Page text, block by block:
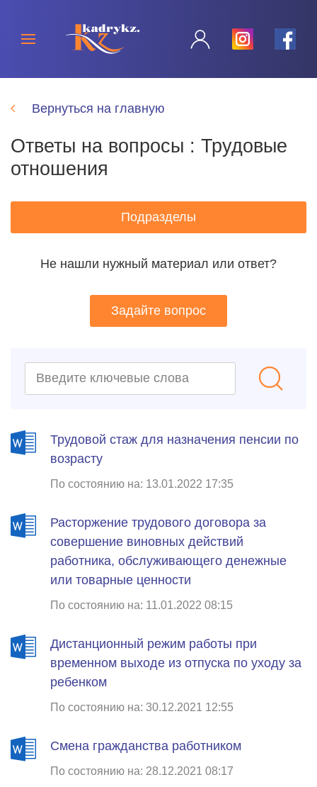
Вернуться на главную
Ответы на вопросы : Трудовые
отношения
Подразделы
Не нашли нужный материал или ответ?
Задайте вопрос
Трудовой стаж для назначения пенсии по
возрасту
По состоянию на: 13.01.2022 17:35
Расторжение трудового договора за
совершение виновных действий
работника, обслуживающего денежные
или товарные ценности
По состоянию на: 11.01.2022 08:15
Дистанционный режим работы при
временном выходе из отпуска по уходу за
ребенком
По состоянию на: 30.12.2021 12:55
Смена гражданства работником
По состоянию на: 28.12.2021 08:17